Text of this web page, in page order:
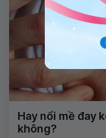
Hay nổi mề đay
không?